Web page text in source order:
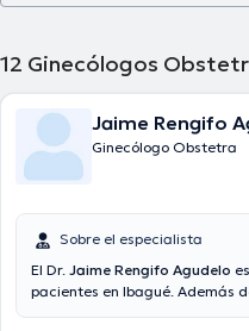
12 Ginecólogos
Jaime Rengifo
Ginecólogo Obstetra
Sobre el especialista
El Dr. Jaime Rengifo Agudelo
pacientes en Ibagué. Además